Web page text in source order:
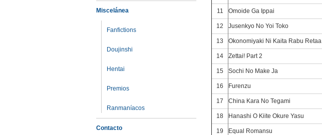
Miscelánea
Fanfictions
Doujinshi
Hentai
Premios
Ranmaníacos
Contacto
11 Omoide Ga Ippai
12 Jusenkyo No Yoi Toko
13 Okonomiyaki Ni Kaita Rabu Retaa
14 Zettai! Part 2
15 Sochi No Make Ja
16 Furenzu
17 China Kara No Tegami
18 Hanashi O Kiite Okure Yasu
19 Equal Romansu